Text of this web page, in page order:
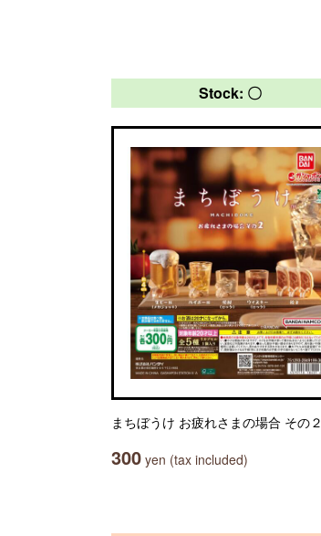
Stock: 〇
まちぼうけ お疲れさまの場合 その２
300 yen (tax included)